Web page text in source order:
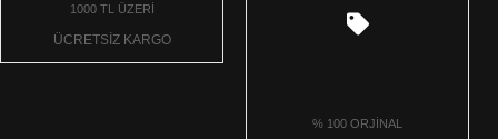
1000 TL ÜZERİ
ÜCRETSİZ KARGO
% 100 ORJİNAL